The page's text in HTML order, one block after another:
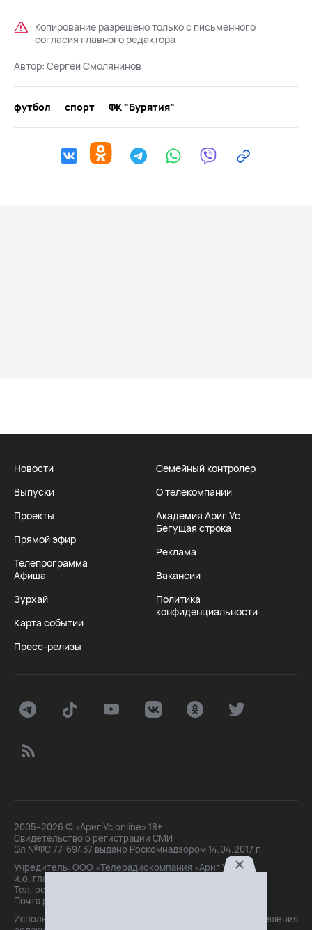
Копирование разрешено только с письменного
согласия главного редактора
Автор: Сергей Смолянинов
футбол спорт ФК "Бурятия"
Новости
Выпуски
Проекты
Прямой эфир
Телепрограмма
Афиша
Зурхай
Карта событий
Пресс-релизы
Семейный контролер
О телекомпании
Академия Ариг Ус
Бегущая строка
Реклама
Вакансии
Политика
конфиденциальности
2005–2026 © «Ариг Ус online» 18+
Свидетельство о регистрации СМИ
Эл №ФС 77-69437 выдано Роскомнадзором 14.04.2017 г.
Учредитель: ООО «Телерадиокомпания «Ариг Ус»,
и.о. главного редактора: Маханова О.Б.
Тел. peдakции: +7(3012)21-30-14,
Почта peдakции: editor@arigus.tv
Использование материалов только с письменного разрешения